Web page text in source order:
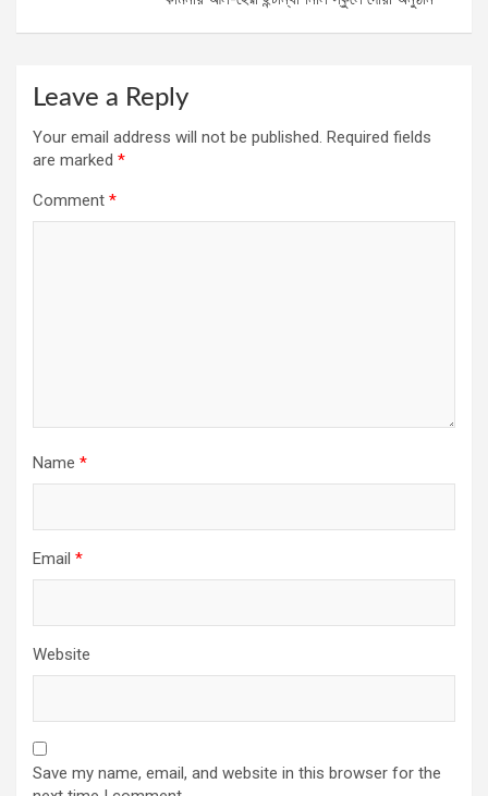
Leave a Reply
Your email address will not be published. Required fields
are marked *
Comment *
Name *
Email *
Website
Save my name, email, and website in this browser for the